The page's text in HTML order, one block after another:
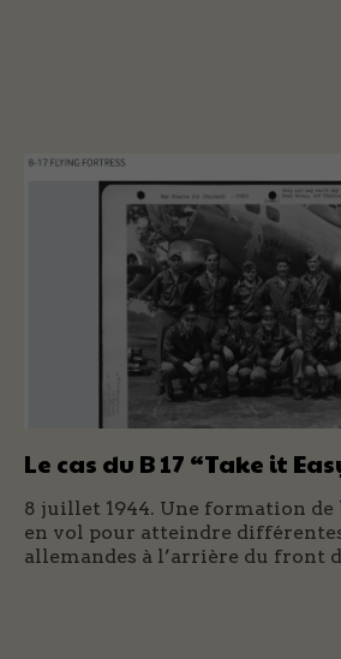
Le cas du B 17 “Take it
8 juillet 1944. Une formation de
en vol pour atteindre
allemandes à l’arrière du front